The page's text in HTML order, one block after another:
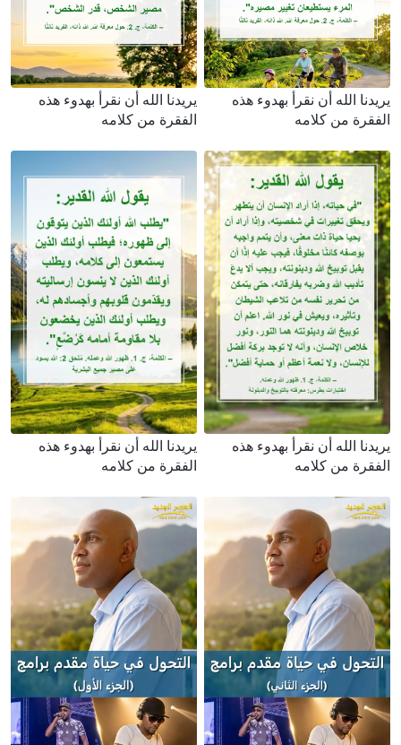
يريدنا الله أن نقرأ بهدوء هذه
الفقرة من كلامه
يريدنا الله أن نقرأ بهدوء هذه
الفقرة من كلامه
يريدنا الله أن نقرأ بهدوء هذه
الفقرة من كلامه
يريدنا الله أن نقرأ بهدوء هذه
الفقرة من كلامه